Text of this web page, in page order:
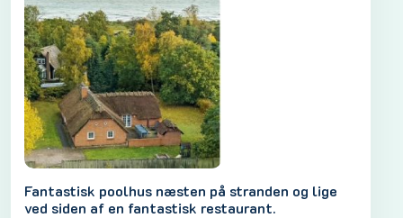
Fantastisk poolhus næsten på stranden og lige
ved siden af en fantastisk restaurant.